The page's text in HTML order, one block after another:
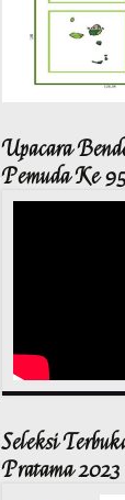
Upacara
Pemuda Ke
Seleksi
Pratama 2023